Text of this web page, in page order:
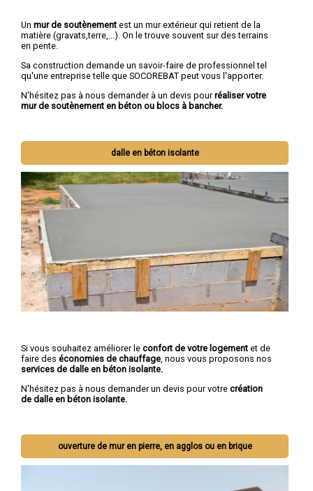
Un mur de soutènement est un mur extérieur qui retient de la
matière (gravats,terre,...). On le trouve souvent sur des terrains
en pente.
Sa construction demande un savoir-faire de professionnel tel
qu'une entreprise telle que SOCOREBAT peut vous l'apporter.
N'hésitez pas à nous demander à un devis pourréaliser votre
mur de soutènement en béton ou blocs à bancher.
dalle en béton isolante
Si vous souhaitez améliorer le confort de votre logement et de
faire des économies de chauffage, nous vous proposons nos
services de dalle en béton isolante.
N'hésitez pas à nous demander un devis pour votre création
de dalle en béton isolante.
ouverture de mur en pierre, en agglos ou en brique